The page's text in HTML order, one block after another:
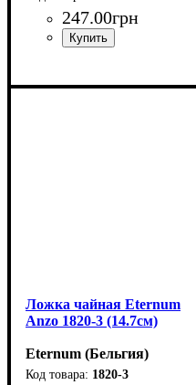
247.00грн
Ложка чайная Eternum
Anzo 1820-3 (14.7см)
Eternum (Бельгия)
1820-3